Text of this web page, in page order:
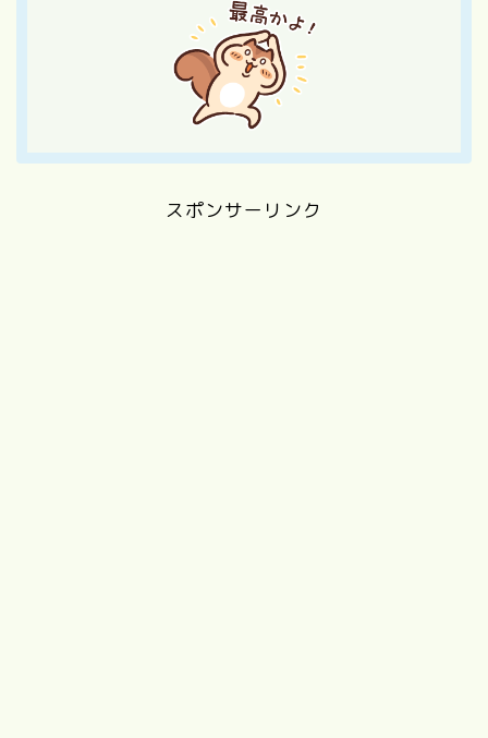
スポンサーリンク